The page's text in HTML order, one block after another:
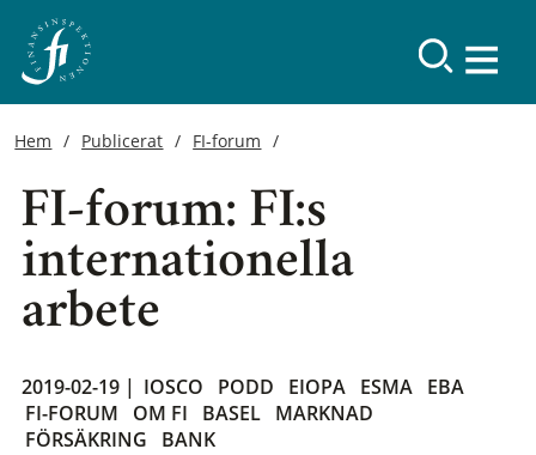
Hem Publicerat FI-forum
FI-forum: FI:s
internationella
arbete
2019-02-19 | IOSCO PODD EIOPA ESMA EBA
FI-FORUM
OM FI BASEL MARKNAD
FÖRSÄKRING
BANK